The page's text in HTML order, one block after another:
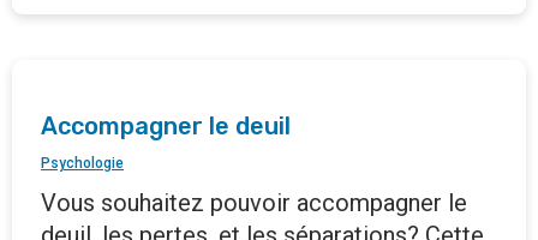
Accompagner le deuil
Psychologie
Vous souhaitez pouvoir accompagner le